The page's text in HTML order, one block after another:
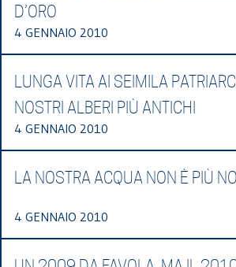
D’ORO
4 GENNAIO 2010
LUNGA VITA AI SEIMILA
NOSTRI ALBERI PIÙ ANTICHI
4 GENNAIO 2010
LA NOSTRA ACQUA NON È PIÙ
4 GENNAIO 2010